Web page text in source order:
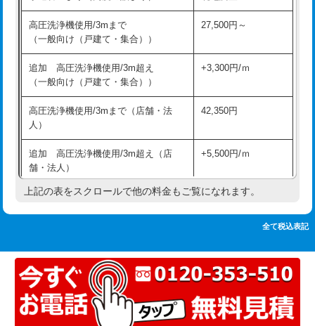
追加人工 16,500円
廃棄・処分 現場見積
※給水管工事は20mmまでの価格です。
持込商品取付（混合水栓）
持込商品取付（浄水器・分岐水栓） 16,500円
業）
排水管工事（追加 排水管工事/3ｍ超
え）
マス交換（土の掘削・埋め戻し作業） 11,000円~
マス交換（深さ50㎝以上） 66,000円
コンクリート斫り（厚さ10㎝まで） 27,500円
高圧洗浄機使用/3mまで
（一般向け（戸建て・集合））
27,500円～
追加 高圧洗浄機使用/3m超え
（一般向け（戸建て・集合））
+3,300円/ｍ
高圧洗浄機使用/3mまで（店舗・法
人）
42,350円
追加 高圧洗浄機使用/3m超え（店
舗・法人）
+5,500円/ｍ
高度高圧洗浄換 現地調査
トーラー機使用/3mまで 33,000円
追加トーラー機使用/3m超え +3,300円
カメラ調査 33,000円
上記の表をスクロールで他の料金もご覧になれます。
全て税込表記